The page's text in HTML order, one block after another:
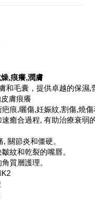
,痕癢,潤膚
和毛囊，提供卓越的保濕,
膚痕癢
痕,曬傷,妊娠紋,割傷,燒
癒合過程, 有助治療衰弱
關節炎和僵硬。
紋和乾裂的嘴唇。
質層護理。